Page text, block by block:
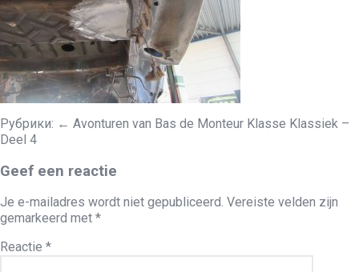
Рубрики: ← Avonturen van Bas de Monteur Klasse Klassiek –
Deel 4
Geef een reactie
Je e-mailadres wordt niet gepubliceerd. Vereiste velden zijn
gemarkeerd met *
Reactie *